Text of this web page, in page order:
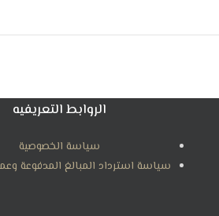
الروابط التعريفيه
سياسة الخصوصية
سياسة استرداد المبالغ المدفوعة